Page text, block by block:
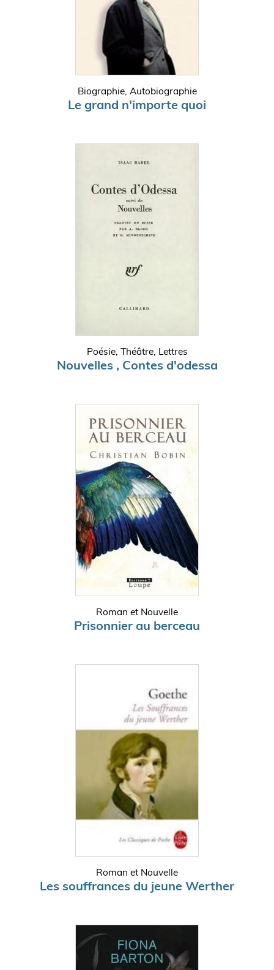
Biographie, Autobiographie
Le grand n'importe quoi
Poésie, Théâtre, Lettres
Nouvelles , Contes d'odessa
Roman et Nouvelle
Prisonnier au berceau
Roman et Nouvelle
Les souffrances du jeune Werther